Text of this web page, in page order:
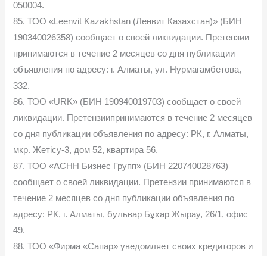
050004.
85. ТОО «Leenvit Kazakhstan (Ленвит Казахстан)» (БИН
190340026358) сообщает о своей ликвидации. Претензии
принимаются в течение 2 месяцев со дня публикации
объявления по адресу: г. Алматы, ул. Нурмагамбетова,
332.
86. ТОО «URK» (БИН 190940019703) сообщает о своей
ликвидации. Претензиипринимаются в течение 2 месяцев
со дня публикации объявления по адресу: РК, г. Алматы,
мкр. Жетісу-3, дом 52, квартира 56.
87. ТОО «АСНН Бизнес Групп» (БИН 220740028763)
сообщает о своей ликвидации. Претензии принимаются в
течение 2 месяцев со дня публикации объявления по
адресу: РК, г. Алматы, бульвар Бұхар Жырау, 26/1, офис
49.
88. ТОО «Фирма «Сапар» уведомляет своих кредиторов и